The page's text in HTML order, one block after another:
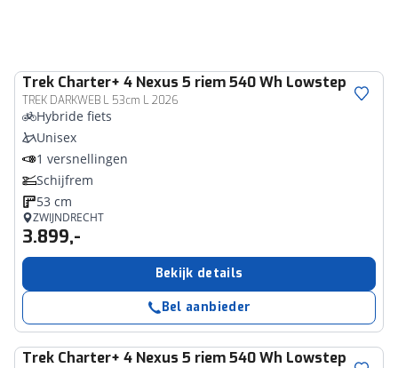
Trek Charter+ 4 Nexus 5 riem 540 Wh Lowstep
TREK DARKWEB L 53cm L 2026
Hybride fiets
Unisex
1 versnellingen
Schijfrem
53 cm
ZWIJNDRECHT
3.899,-
Bekijk details
Bel aanbieder
Trek Charter+ 4 Nexus 5 riem 540 Wh Lowstep